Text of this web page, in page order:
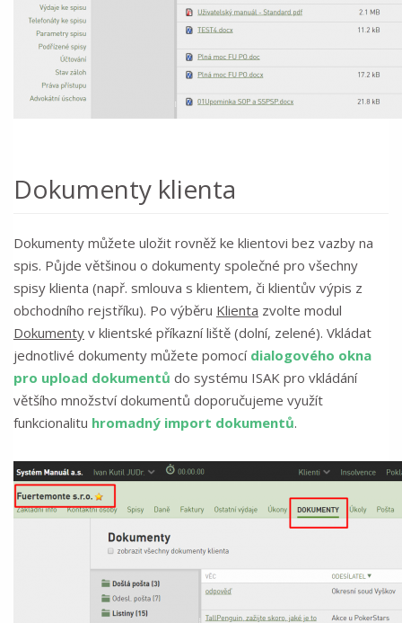
Dokumenty klienta
Dokumenty můžete uložit rovněž ke klientovi bez vazby na
spis. Půjde většinou o dokumenty společné pro všechny
spisy klienta (např. smlouva s klientem, či klientův výpis z
obchodního rejstříku). Po výběru Klienta zvolte modul
Dokumenty v klientské příkazní liště (dolní, zelené). Vkládat
jednotlivé dokumenty můžete pomocí dialogového okna
pro upload dokumentů do systému ISAK pro vkládání
většího množství dokumentů doporučujeme využít
funkcionalitu hromadný import dokumentů.